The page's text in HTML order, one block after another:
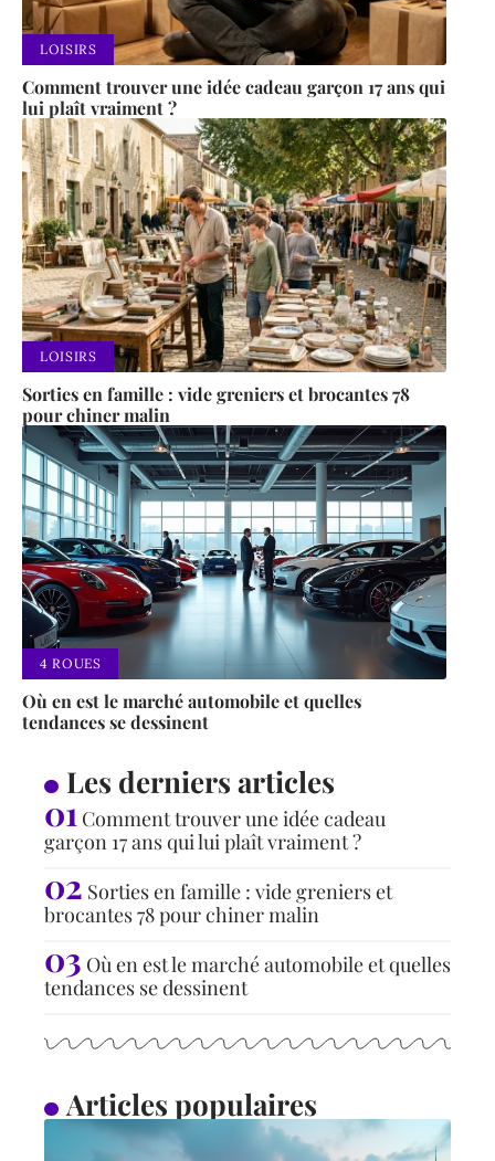
LOISIRS
Comment trouver une idée cadeau garçon 17 ans qui
lui plaît vraiment ?
LOISIRS
Sorties en famille : vide greniers et brocantes 78
pour chiner malin
4 ROUES
Où en est le marché automobile et quelles
tendances se dessinent
Les derniers articles
Comment trouver une idée cadeau
garçon 17 ans qui lui plaît vraiment ?
Sorties en famille : vide greniers et
brocantes 78 pour chiner malin
Où en est le marché automobile et quelles
tendances se dessinent
Articles populaires